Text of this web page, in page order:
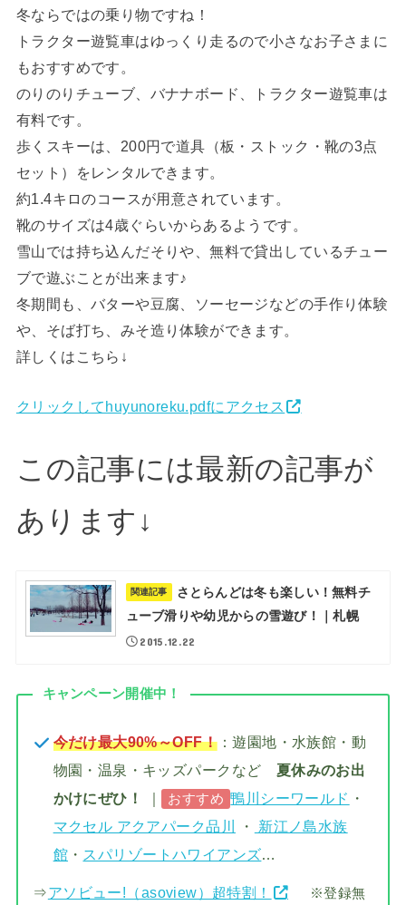
冬ならではの乗り物ですね！
トラクター遊覧車はゆっくり走るので小さなお子さまに
もおすすめです。
のりのりチューブ、バナナボード、トラクター遊覧車は
有料です。
歩くスキーは、200円で道具（板・ストック・靴の3点
セット）をレンタルできます。
約1.4キロのコースが用意されています。
靴のサイズは4歳ぐらいからあるようです。
雪山では持ち込んだそりや、無料で貸出しているチュー
ブで遊ぶことが出来ます♪
冬期間も、バターや豆腐、ソーセージなどの手作り体験
や、そば打ち、みそ造り体験ができます。
詳しくはこちら↓
クリックしてhuyunoreku.pdfにアクセス
この記事には最新の記事が
あります↓
関連記事
さとらんどは冬も楽しい！無料チ
ューブ滑りや幼児からの雪遊び！｜札幌
2015.12.22
キャンペーン開催中！
今だけ最大90%～OFF！：遊園地・水族館・動
物園・温泉・キッズパークなど 夏休みのお出
かけにぜひ！
｜ おすすめ 鴨川シーワールド ・
マクセル アクアパーク品川
・
新江ノ島水族
館 ・ スパリゾートハワイアンズ…
⇒アソビュー!（asoview）超特割！ ※登録無